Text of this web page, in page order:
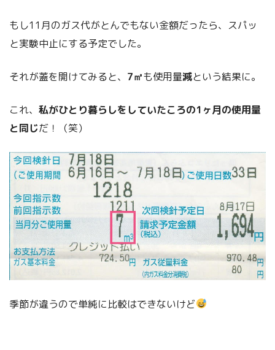
もし11月のガス代がとんでもない金額だったら、スパッ
と実験中止にする予定でした。
それが蓋を開けてみると、 7㎥も使用量減という結果に。
これ、 私がひとり暮らしをしていたころの1ヶ月の使用量
と同じだ！（笑）
季節が違うので単純に比較はできないけど